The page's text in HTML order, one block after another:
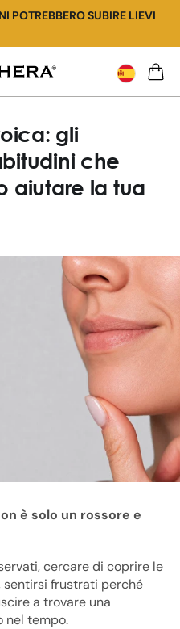
POTREBBERO SUBIRE LIEVI
gli
che
aiutare la tua
è solo un rossore e
cercare di coprire le
sentirsi frustrati perché
a trovare una
nel tempo.